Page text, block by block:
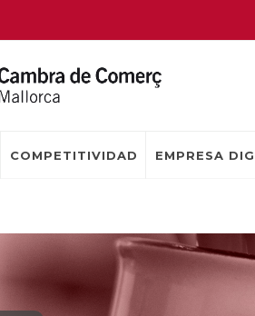
COMPETITIVIDAD EMPRESA